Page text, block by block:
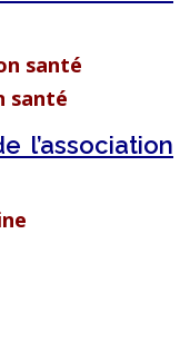
santé
santé
l’association